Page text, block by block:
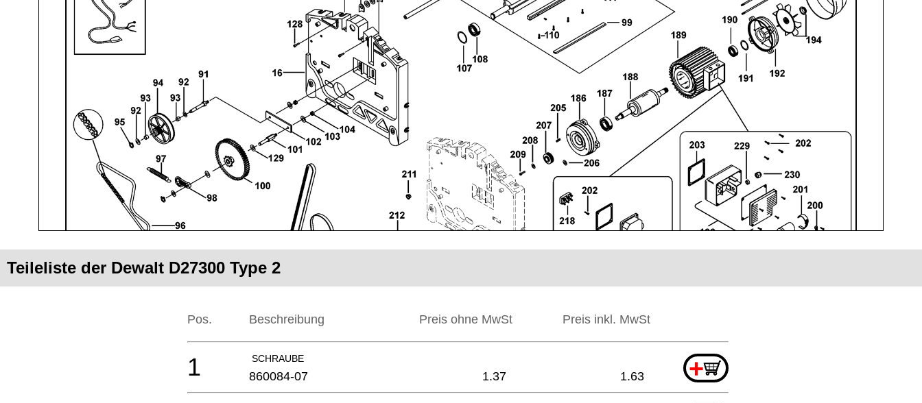
Teileliste der Dewalt D27300 Type 2
Pos. Beschreibung Preis ohne MwSt Preis inkl. MwSt
SCHRAUBE +
1 860084-07 1.37 1.63